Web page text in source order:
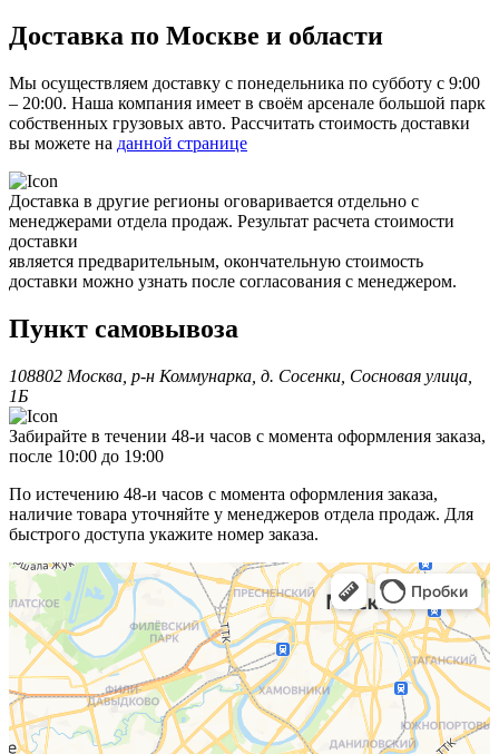
Доставка по Москве и области
Мы осуществляем доставку с понедельника по субботу с 9:00
– 20:00. Наша компания имеет в своём арсенале большой парк
собственных грузовых авто. Рассчитать стоимость доставки
вы можете на данной странице
Доставка в другие регионы оговаривается отдельно с
менеджерами отдела продаж. Результат расчета стоимости
доставки
является предварительным, окончательную стоимость
доставки можно узнать после согласования с менеджером.
Пункт самовывоза
108802 Москва, р-н Коммунарка, д. Сосенки, Сосновая улица,
1Б
Забирайте в течении 48-и часов с момента оформления заказа,
после 10:00 до 19:00
По истечению 48-и часов с момента оформления заказа,
наличие товара уточняйте у менеджеров отдела продаж. Для
быстрого доступа укажите номер заказа.